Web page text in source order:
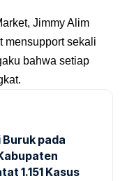
Jimmy Alim
mensupport sekali
bahwa setiap
Buruk pada
1.151 Kasus